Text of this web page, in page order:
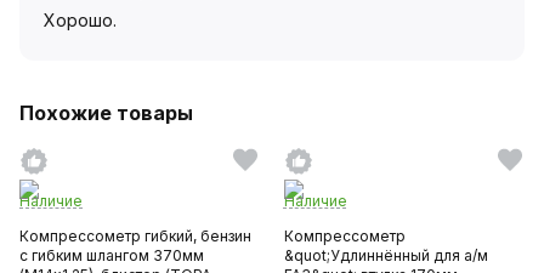
Хорошо.
Похожие товары
Наличие
Компрессометр гибкий, бензин
c гибким шлангом 370мм
Наличие
Компрессометр
&quot;Удлиннённый для а/м